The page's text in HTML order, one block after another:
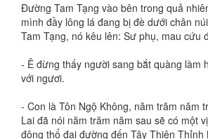
Đường Tam Tạng vào bên trong quả
mình đầy lông lá đang bị đè dưới chân
Tam Tạng, nó kêu lên: Sư phụ, mau cứu
- Ê đừng thấy người sang bắt quàng làm
với ngươi.
- Con là Tôn Ngộ Không, năm trăm năm
Lai đã nói năm trăm năm sau sẽ có một
đông thổ đại đường đến Tây Thiên Thỉnh